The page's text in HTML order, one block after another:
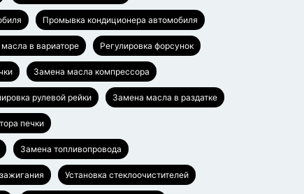
Промывка кондиционера автомобиля
в вариаторе Регулировка форсунок
Замена масла компрессора
рулевой рейки Замена масла в раздатке
печки
Замена топливопровода
Установка стеклоочистителей